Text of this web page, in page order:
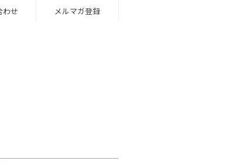
わせ メルマガ登録